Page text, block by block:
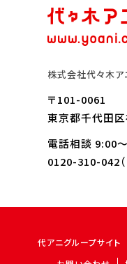
株式会社代々木ア
〒101-0061
東京都千代田
電話相談 9:00～
0120-310-042
代アニグループサイト